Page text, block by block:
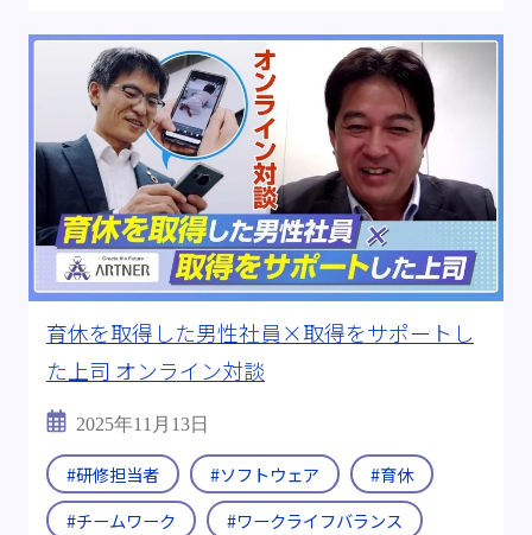
育休を取得した男性社員×取得をサポートし
た上司 オンライン対談
2025年11月13日
#研修担当者 #ソフトウェア
#育休
#チームワーク
#ワークライフバランス